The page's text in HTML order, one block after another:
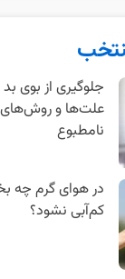
جلوگیری از بوی
علت‌ها و
نامطبوع
در هوای گرم چه
کم‌آبی نشود؟